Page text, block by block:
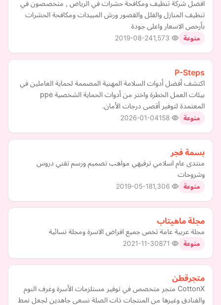
افضل شركة تنظيف ومكافحة حشرات في الرياض , متخصصون في
تنظيف المنازل والفلل والقصور ورش المبيدات ومكافحة الحشرات
بأرخص الاسعار واعلى جودة
منوعة 2019-08-24
P-Steps
اكتشف أفضل أدوات السلامة المهنية المصممة لحماية العاملين في
بيئات العمل الخطرة واختر من أدوات الحماية الشخصية ppe
المعتمدة لتوفير أقصى درجات الأمان.
منوعة 2026-01-04
بسمة فجر
منتدى عام اسلامي ترفيهي مواهب تصميم ورسم تقني دروس
وشروحات
منوعة 2019-05-18
مجلة ماهيتاب
مجلة عربية عامة تخص جميع افراض الاسرة ومجلة نسائية
منوعة 2021-11-30
متجرقطن
CottonX متجر متخصص في توفير مستلزمات الأسرة وغرف النوم
والفنادق وغيرها من المنتجات ذات الصلة نسعى جاهدين لجعل نمط